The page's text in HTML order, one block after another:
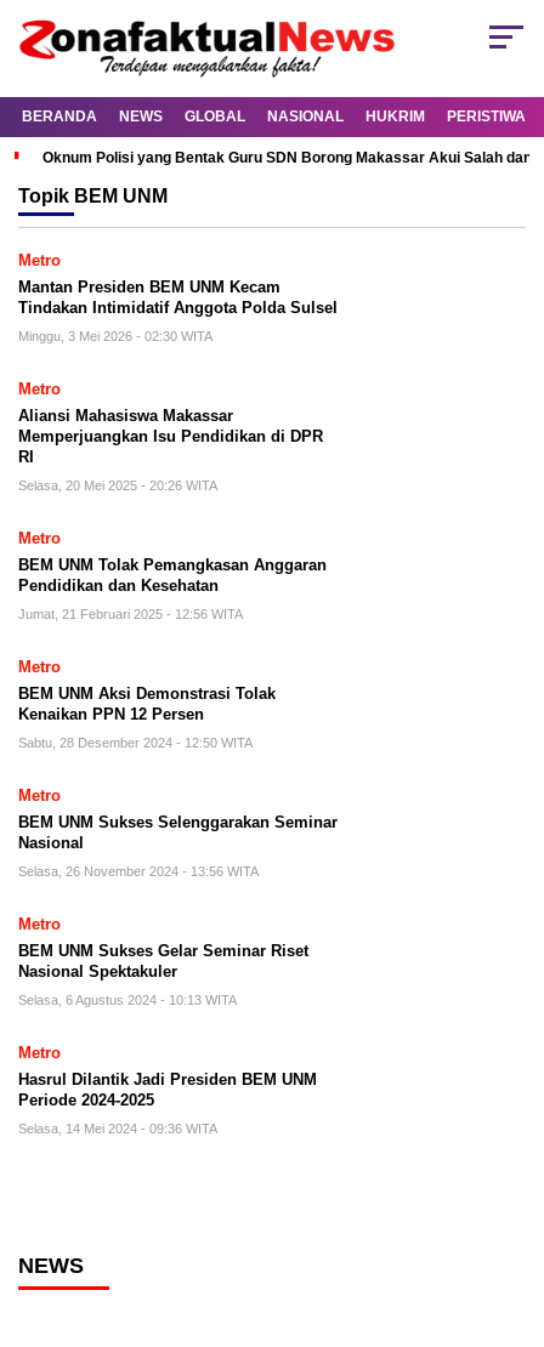
BERANDA NEWS GLOBAL NASIONAL HUKRIM PERISTIWA
Oknum Polisi yang Bentak Guru SDN Borong Makassar Akui Salah dan
Topik BEM UNM
Metro
Mantan Presiden BEM UNM Kecam
Tindakan Intimidatif Anggota Polda Sulsel
Minggu, 3 Mei 2026 - 02:30 WITA
Metro
Aliansi Mahasiswa Makassar
Memperjuangkan Isu Pendidikan di DPR
RI
Selasa, 20 Mei 2025 - 20:26 WITA
Metro
BEM UNM Tolak Pemangkasan Anggaran
Pendidikan dan Kesehatan
Jumat, 21 Februari 2025 - 12:56 WITA
Metro
BEM UNM Aksi Demonstrasi Tolak
Kenaikan PPN 12 Persen
Sabtu, 28 Desember 2024 - 12:50 WITA
Metro
BEM UNM Sukses Selenggarakan Seminar
Nasional
Selasa, 26 November 2024 - 13:56 WITA
Metro
BEM UNM Sukses Gelar Seminar Riset
Nasional Spektakuler
Selasa, 6 Agustus 2024 - 10:13 WITA
Metro
Hasrul Dilantik Jadi Presiden BEM UNM
Periode 2024-2025
Selasa, 14 Mei 2024 - 09:36 WITA
NEWS